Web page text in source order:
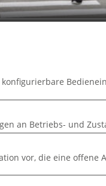
an Betriebs- und
vor, die eine